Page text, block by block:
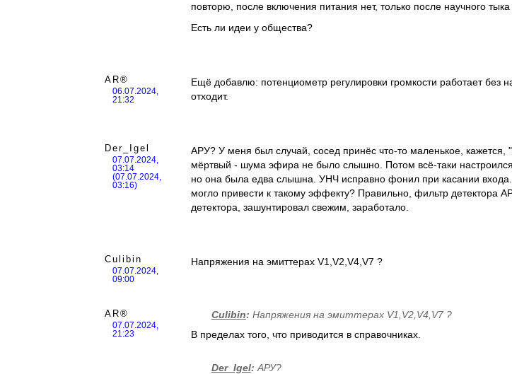
повторю, после включения питания нет, только после научного тыка
Есть ли идеи у общества?
AR®
06.07.2024,
21:32
Ещё добавлю: потенциометр регулировки громкости работает без
отходит.
Der_Igel
07.07.2024,
03:14
(07.07.2024,
03:16)
АРУ? У меня был случай, сосед принёс что-то маленькое, кажется,
мёртвый - шума эфира не было слышно. Потом всё-таки
но она была едва слышна. УНЧ исправно фонил при касании
могло привести к такому эффекту? Правильно, фильтр детектора
детектора, зашунтировал свежим, заработало.
Culibin
07.07.2024,
09:00
Напряжения на эмиттерах V1,V2,V4,V7 ?
AR®
07.07.2024,
21:23
Culibin: Напряжения на эмиттерах V1,V2,V4,V7 ?
В пределах того, что приводится в справочниках.
Der_Igel: АРУ?